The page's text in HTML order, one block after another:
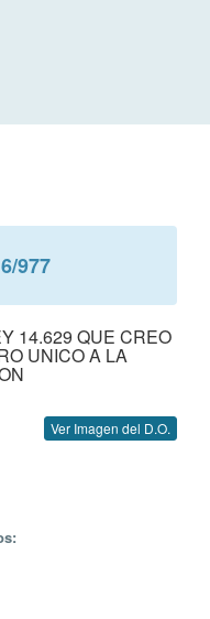
977
14.629 QUE CREO
UNICO A LA
Ver Imagen del D.O.